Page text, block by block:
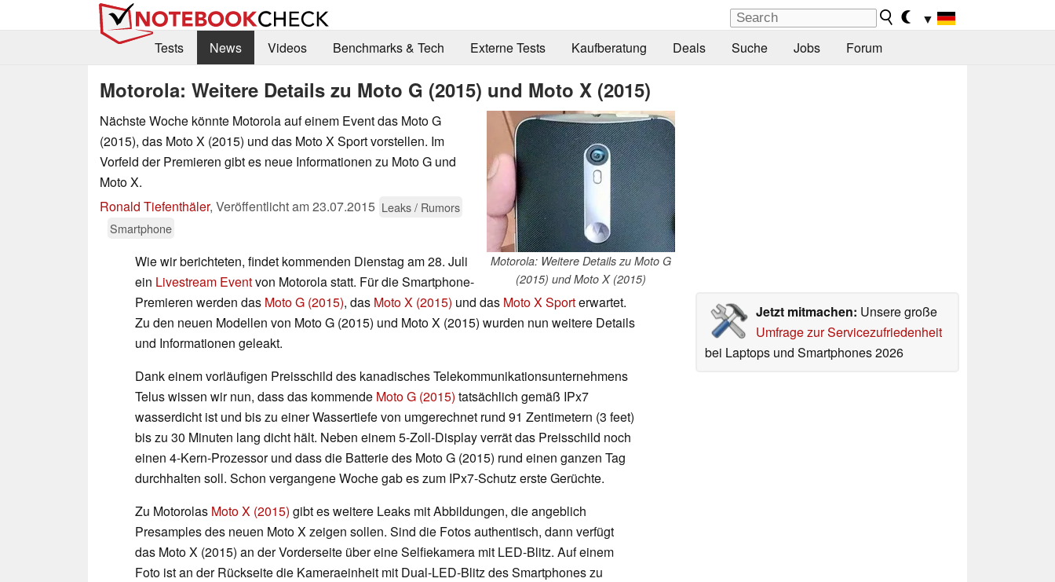
▼
Tests
News Videos Benchmarks & Tech Externe Tests Kaufberatung Deals Suche Jobs Forum
Motorola: Weitere Details zu Moto G (2015) und Moto X (2015)
Motorola: Weitere Details zu Moto G
(2015) und Moto X (2015)
Nächste Woche könnte Motorola auf einem Event das Moto G
(2015), das Moto X (2015) und das Moto X Sport vorstellen. Im
Vorfeld der Premieren gibt es neue Informationen zu Moto G und
Moto X.
Ronald Tiefenthäler, Veröffentlicht am23.07.2015 Leaks / Rumors
Smartphone
Jetzt mitmachen: Unsere große
Umfrage zur Servicezufriedenheit
bei Laptops und Smartphones 2026
Wie wir berichteten, findet kommenden Dienstag am 28. Juli
ein Livestream Eventvon Motorola statt. Für die Smartphone-
Premieren werden das Moto G (2015), das Moto X (2015) und das Moto X Sporterwartet.
Zu den neuen Modellen von Moto G (2015) und Moto X (2015) wurden nun weitere Details
und Informationen geleakt.
Dank einem vorläufigen Preisschild des kanadisches Telekommunikationsunternehmens
Telus wissen wir nun, dass das kommende Moto G (2015) tatsächlich gemäß IPx7
wasserdicht ist und bis zu einer Wassertiefe von umgerechnet rund 91 Zentimetern (3 feet)
bis zu 30 Minuten lang dicht hält. Neben einem 5-Zoll-Display verrät das Preisschild noch
einen 4-Kern-Prozessor und dass die Batterie des Moto G (2015) rund einen ganzen Tag
durchhalten soll. Schon vergangene Woche gab es zum IPx7-Schutz erste Gerüchte.
Zu Motorolas Moto X (2015) gibt es weitere Leaks mit Abbildungen, die angeblich
Presamples des neuen Moto X zeigen sollen. Sind die Fotos authentisch, dann verfügt
das Moto X (2015) an der Vorderseite über eine Selfiekamera mit LED-Blitz. Auf einem
Foto ist an der Rückseite die Kameraeinheit mit Dual-LED-Blitz des Smartphones zu